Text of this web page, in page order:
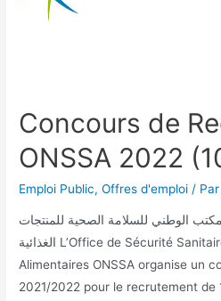
Concours de
ONSSA 2022
Emploi Public,Offres d'emploi / Par
منصب بالمكتب الوطني للسلامة الصحية للمنتجات
الغذائية L’Office de Sécurité Sanitaire des Produits
Alimentaires ONSSA organise un
2021/2022 pour le recrutement